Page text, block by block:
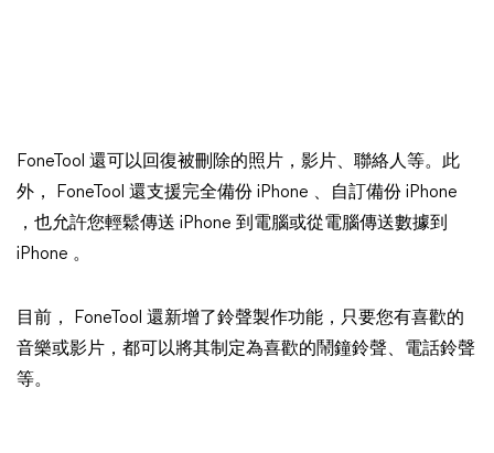
FoneTool 還可以回復被刪除的照片，影片、聯絡人等。此
外， FoneTool 還支援完全備份 iPhone 、自訂備份 iPhone
，也允許您輕鬆傳送 iPhone 到電腦或從電腦傳送數據到
iPhone 。
目前， FoneTool 還新增了鈴聲製作功能，只要您有喜歡的
音樂或影片，都可以將其制定為喜歡的鬧鐘鈴聲、電話鈴聲
等。